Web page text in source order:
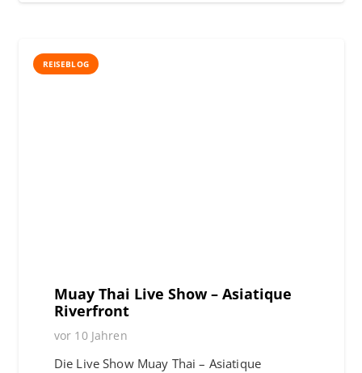
REISEBLOG
Muay Thai Live Show – Asiatique
Riverfront
vor 10 Jahren
Die Live Show Muay Thai – Asiatique